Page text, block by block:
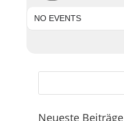
NO EVENTS
Neueste Beiträge